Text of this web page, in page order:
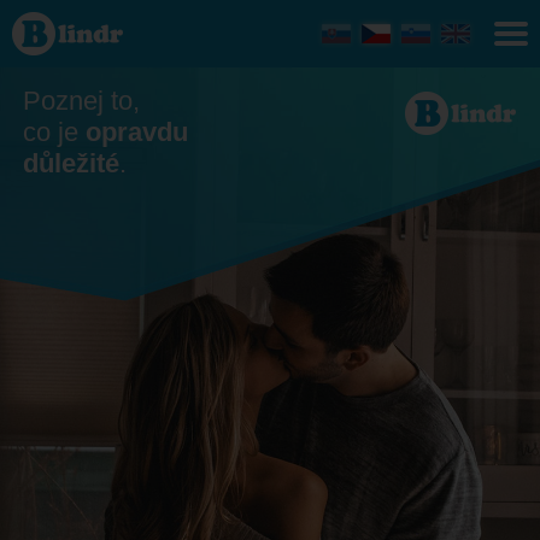
Seznamka
- On
hledá ji
Poznej to,
co je opravdu
důležité.